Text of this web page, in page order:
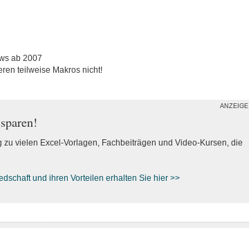
ab 2007
teilweise Makros nicht!
ANZEIGE
vielen Excel-Vorlagen, Fachbeiträgen und Video-Kursen, die
und ihren Vorteilen erhalten Sie hier >>